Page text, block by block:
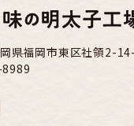
県福岡市東区社領2-